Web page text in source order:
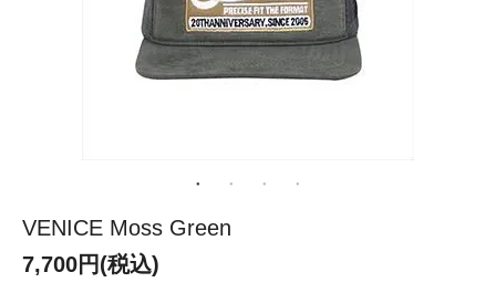
VENICE Moss Green
7,700円(税込)